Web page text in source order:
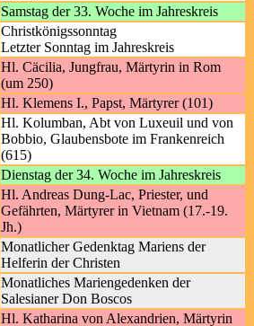
Samstag der 33. Woche im Jahreskreis
Christkönigssonntag
Letzter Sonntag im Jahreskreis
Hl. Cäcilia, Jungfrau, Märtyrin in Rom
(um 250)
Hl. Klemens I., Papst, Märtyrer (101)
Hl. Kolumban, Abt von Luxeuil und von
Bobbio, Glaubensbote im Frankenreich
(615)
Dienstag der 34. Woche im Jahreskreis
Hl. Andreas Dung-Lac, Priester, und
Gefährten, Märtyrer in Vietnam (17.-19.
Jh.)
Monatlicher Gedenktag Mariens der
Helferin der Christen
Monatliches Mariengedenken der
Salesianer Don Boscos
Hl. Katharina von Alexandrien, Märtyrin